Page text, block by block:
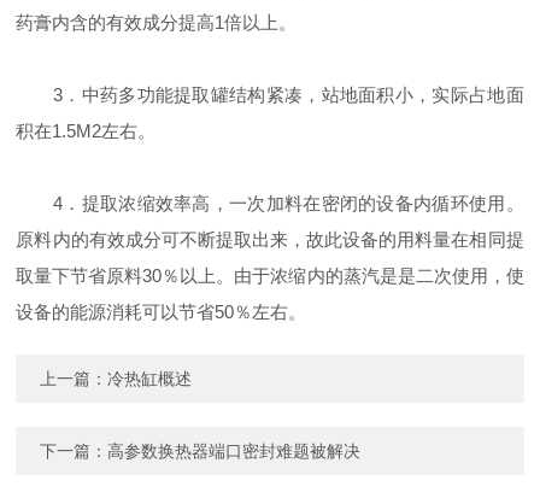
药膏内含的有效成分提高1倍以上。
3．中药多功能提取罐结构紧凑，站地面积小，实际占地面
积在1.5M2左右。
4．提取浓缩效率高，一次加料在密闭的设备内循环使用。
原料内的有效成分可不断提取出来，故此设备的用料量在相同提
取量下节省原料30％以上。由于浓缩内的蒸汽是是二次使用，使
设备的能源消耗可以节省50％左右。
上一篇：冷热缸概述
下一篇：高参数换热器端口密封难题被解决